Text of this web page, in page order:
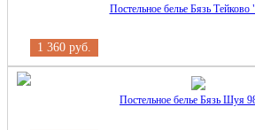
Постельное белье Бязь Тейково
1 360 руб.
Постельное белье Бязь Шуя